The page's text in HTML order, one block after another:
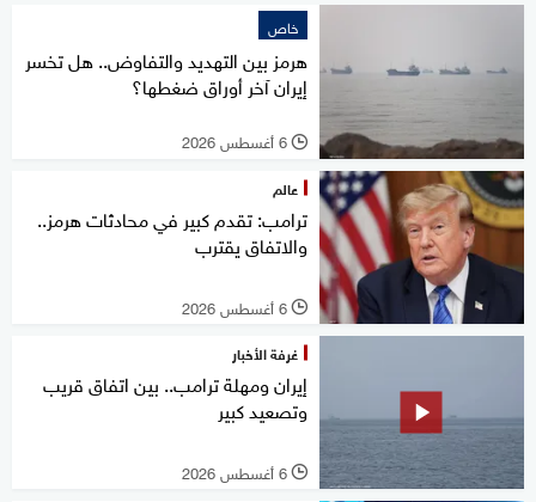
خاص
هرمز بين التهديد والتفاوض.. هل تخسر
إيران آخر أوراق ضغطها؟
l 6 أغسطس 2026
عالم
ترامب: تقدم كبير في محادثات هرمز..
والاتفاق يقترب
l 6 أغسطس 2026
غرفة الأخبار
إيران ومهلة ترامب.. بين اتفاق قريب
وتصعيد كبير
l 6 أغسطس 2026